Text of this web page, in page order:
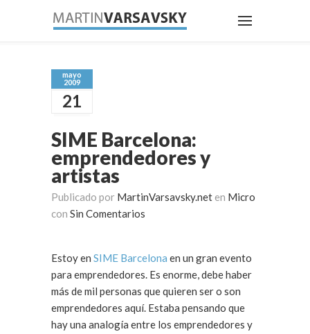
mayo
2009
21
SIME Barcelona:
emprendedores y
artistas
Publicado por MartinVarsavsky.net en Micro
con Sin Comentarios
Estoy en SIME Barcelona en un gran evento
para emprendedores. Es enorme, debe haber
más de mil personas que quieren ser o son
emprendedores aquí. Estaba pensando que
hay una analogía entre los emprendedores y